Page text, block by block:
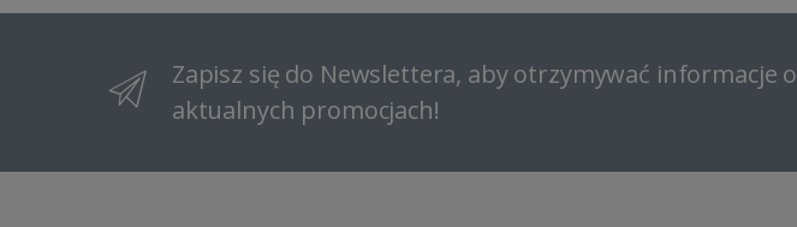
Zapisz się do Newslettera, aby otrzymywać informacje o
aktualnych promocjach!